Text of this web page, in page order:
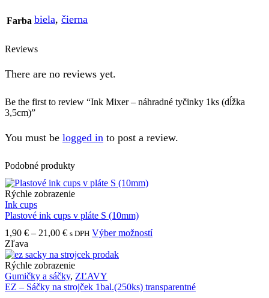
Farba biela, čierna
Reviews
There are no reviews yet.
Be the first to review “Ink Mixer – náhradné tyčinky 1ks (dĺžka
3,5cm)”
You must be logged in to post a review.
Podobné produkty
Rýchle zobrazenie
Ink cups
Plastové ink cups v pláte S (10mm)
1,90 € – 21,00 €Price
1,90 €
through
21,00 €
s DPH Výber možnostíTento
Možnosti
Zľava
Rýchle zobrazenie
Gumičky a sáčky, ZĽAVY
EZ – Sáčky na strojček 1bal.(250ks) transparentné